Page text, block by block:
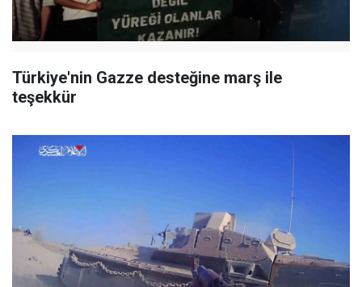
Türkiye'nin Gazze desteğine marş ile
teşekkür